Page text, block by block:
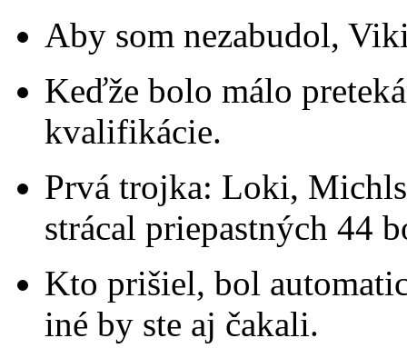
Aby som nezabudol,
Keďže bolo málo
kvalifikácie.
Prvá trojka: Loki,
strácal priepastných 44
Kto prišiel, bol
iné by ste aj čakali.